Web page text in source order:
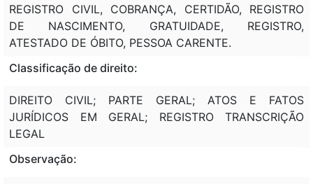
REGISTRO CIVIL, COBRANÇA, CERTIDÃO, REGISTRO
DE NASCIMENTO, GRATUIDADE, REGISTRO,
ATESTADO DE ÓBITO, PESSOA CARENTE.
Classificação de direito:
DIREITO CIVIL; PARTE GERAL; ATOS E FATOS
JURÍDICOS EM GERAL; REGISTRO TRANSCRIÇÃO
LEGAL
Observação: